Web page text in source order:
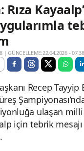
Rıza
|GÜNCELLEME:22.04.2026 - 07:38
Recep Tayyip
ulaşan
için tebrik mesajı